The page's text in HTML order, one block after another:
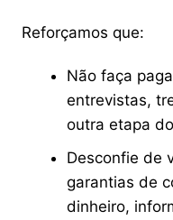
Reforçamos que:
Não faça
entrevistas,
outra etapa
Desconfie de
garantias de
dinheiro,